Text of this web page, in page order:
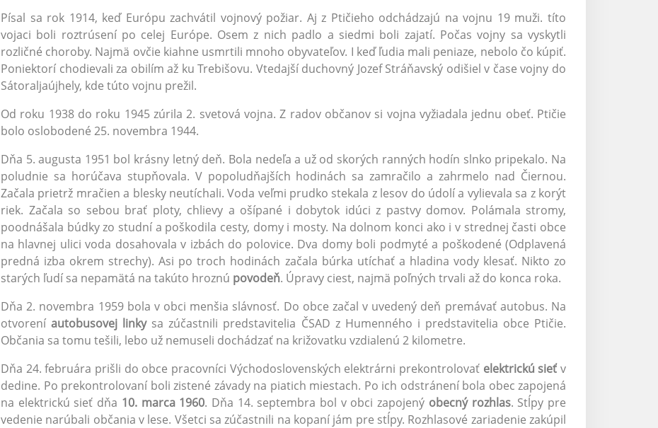
Písal sa rok 1914, keď Európu zachvátil vojnový požiar. Aj z Ptičieho odchádzajú na vojnu 19 muži. títo
vojaci boli roztrúsení po celej Európe. Osem z nich padlo a siedmi boli zajatí. Počas vojny sa vyskytli
rozličné choroby. Najmä ovčie kiahne usmrtili mnoho obyvateľov. I keď ľudia mali peniaze, nebolo čo kúpiť.
Poniektorí chodievali za obilím až ku Trebišovu. Vtedajší duchovný Jozef Stráňavský odišiel v čase vojny do
Sátoraljaújhely, kde túto vojnu prežil.
Od roku 1938 do roku 1945 zúrila 2. svetová vojna. Z radov občanov si vojna vyžiadala jednu obeť. Ptičie
bolo oslobodené 25. novembra 1944.
Dňa 5. augusta 1951 bol krásny letný deň. Bola nedeľa a už od skorých ranných hodín slnko pripekalo. Na
poludnie sa horúčava stupňovala. V popoludňajších hodinách sa zamračilo a zahrmelo nad Čiernou.
Začala prietrž mračien a blesky neutíchali. Voda veľmi prudko stekala z lesov do údolí a vylievala sa z korýt
riek. Začala so sebou brať ploty, chlievy a ošípané i dobytok idúci z pastvy domov. Polámala stromy,
poodnášala búdky zo studní a poškodila cesty, domy i mosty. Na dolnom konci ako i v strednej časti obce
na hlavnej ulici voda dosahovala v izbách do polovice. Dva domy boli podmyté a poškodené (Odplavená
predná izba okrem strechy). Asi po troch hodinách začala búrka utíchať a hladina vody klesať. Nikto zo
starých ľudí sa nepamätá na takúto hroznú povodeň. Úpravy ciest, najmä poľných trvali až do konca roka.
Dňa 2. novembra 1959 bola v obci menšia slávnosť. Do obce začal v uvedený deň premávať autobus. Na
otvoreníautobusovej linkysa zúčastnili predstavitelia ČSAD z Humenného i predstavitelia obce Ptičie.
Občania sa tomu tešili, lebo už nemuseli dochádzať na križovatku vzdialenú 2 kilometre.
Dňa 24. februára prišli do obce pracovníci Východoslovenských elektrárni prekontrolovať elektrickú sieťv
dedine. Po prekontrolovaní boli zistené závady na piatich miestach. Po ich odstránení bola obec zapojená
na elektrickú sieť dňa 10. marca 1960. Dňa 14. septembra bol v obci zapojený obecný rozhlas. Stĺpy pre
vedenie narúbali občania v lese. Všetci sa zúčastnili na kopaní jám pre stĺpy. Rozhlasové zariadenie zakúpil